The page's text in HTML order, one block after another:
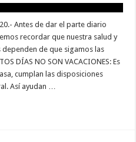
Antes de dar el parte diario
recordar que nuestra salud y
de que sigamos las
DÍAS NO SON VACACIONES: Es
cumplan las disposiciones
Así ayudan …